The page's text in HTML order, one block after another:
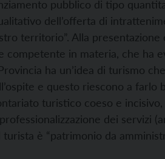
pubblico di tipo
dell’offerta di
territorio”. Alla presentazione
competente in materia, che ha
ha un’idea di turismo
e questo riescono a farlo
turistico coeso e incisivo,
dei servizi
è “patrimonio da